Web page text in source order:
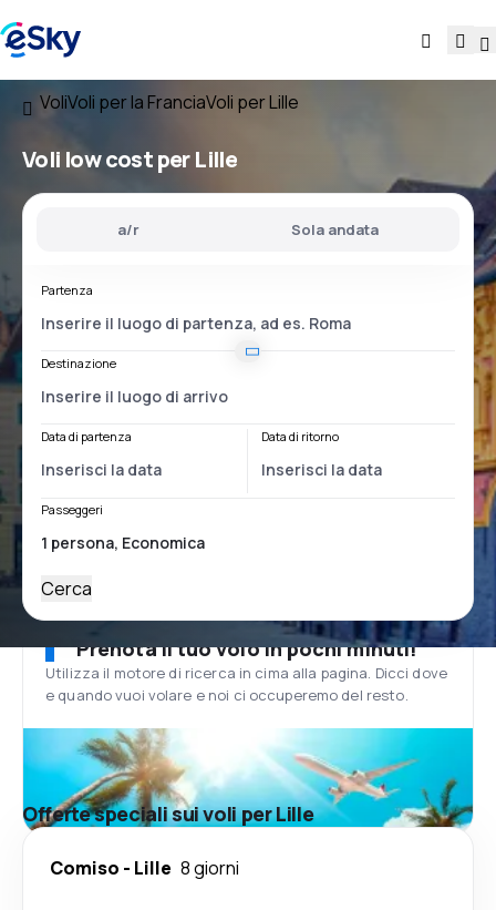
VoliVoli per la FranciaVoli per Lille
Voli low cost per Lille
a/r Sola andata
Partenza
Destinazione
Data di partenza Data di ritorno
Passeggeri
Cerca
Prenota il tuo volo in pochi minuti!
Utilizza il motore di ricerca in cima alla pagina. Dicci dove
e quando vuoi volare e noi ci occuperemo del resto.
Offerte speciali sui voli per Lille
Comiso - Lille 8 giorni